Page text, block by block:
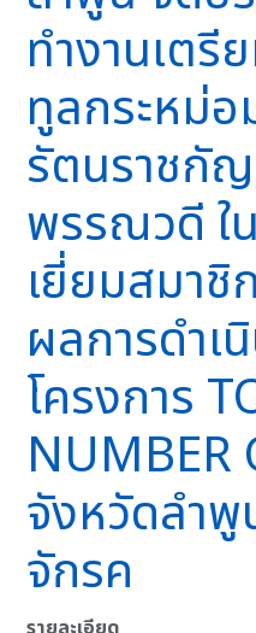
ทำงานเตรี
ทูลกระหม่
รัตนราชกั
พรรณวดี ใ
เยี่ยมสมา
ผลการดำเ
โครงการ
NUMBER
จังหวัดลำพู
จักรค